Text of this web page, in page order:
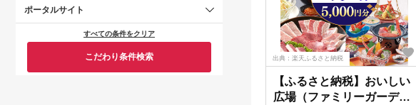
ポータルサイト
すべての条件をクリア
こだわり条件検索 出典：楽天ふるさと納税
【ふるさと納税】おいしい
広場（ファミリーガーデ